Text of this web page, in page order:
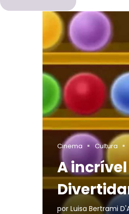
Cinema Cultura
A
por Luisa Bertrami